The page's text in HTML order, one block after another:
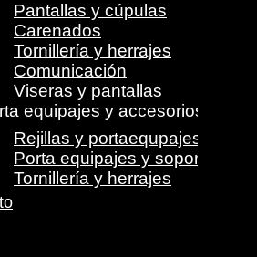
Pantallas y cúpulas
Carenados
Tornillería y herrajes
Comunicación
Viseras y pantallas
equipajes y accesorios
Rejillas y portaequpajes
Porta equipajes y soportes
Tornillería y herrajes